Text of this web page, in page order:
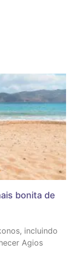
bonita de
incluindo
Agios